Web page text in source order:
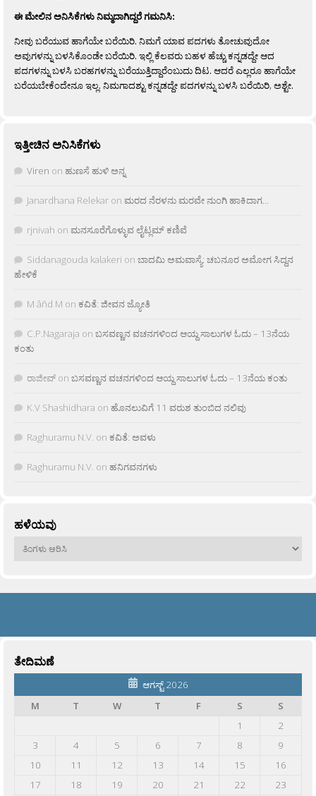
ಈ ಮೇಲಿನ ಅನಿಸಿಕೆಗಳು ನಿಮ್ಮದಾಗಿದ್ದರೆ ಗಮನಿಸಿ:
ನೀವು ಬರೆಯುವ ಹಾಗೆಯೇ ಬರೆಯಿರಿ. ನಿಮಗೆ ಯಾವ ಪದಗಳು ತೋಚುವುದೋ
ಅವುಗಳನ್ನು ಬಳಸಿಕೊಂಡೇ ಬರೆಯಿರಿ. ಇಲ್ಲಿ ಕೆಲವರು ಬಹಳ ಹೆಚ್ಚು ಕನ್ನಡದ್ದೇ ಆದ
ಪದಗಳನ್ನು ಬಳಸಿ ಬರಹಗಳನ್ನು ಬರೆಯುತ್ತಿದ್ದಾರೆಂಬುದು ದಿಟ. ಆದರೆ ಎಲ್ಲರೂ ಹಾಗೆಯೇ
ಬರೆಯಬೇಕೆಂದೇನೂ ಇಲ್ಲ. ನಿಮಗಾದಶ್ಟು ಕನ್ನಡದ್ದೇ ಪದಗಳನ್ನು ಬಳಸಿ ಬರೆಯಿರಿ, ಅಶ್ಟೇ.
ಇತ್ತೀಚಿನ ಅನಿಸಿಕೆಗಳು
Viren on ಹುಣಸೆ ಹುಳಿ ಅನ್ನ
Janardhana Relekar on ಮರದ ನೆರಳನು ಮರವೇ ನುಂಗಿ ಹಾಕಿದಾಗ…
rjnivah on ಮನಸೂರೆಗೊಳ್ಳುವ ಲೈಟ್ಲಮ್ ಕಣಿವೆ
Siddanagouda kalakeri on ಬಾದಮಿ ಅಮವಾಸ್ಯೆ: ಚಬನೂರ ಅಮೋಗ ಸಿದ್ದನ
ಹೇಳಿಕೆ
M âñd M on ಕವಿತೆ: ಜೀವನ ಜ್ಯೋತಿ
C.P.Nagaraja on ಬಸವಣ್ಣನ ವಚನಗಳಿಂದ ಆಯ್ದ ಸಾಲುಗಳ ಓದು – 13ನೆಯ
ಕಂತು
ರಾಜೀವ್ on ಬಸವಣ್ಣನ ವಚನಗಳಿಂದ ಆಯ್ದ ಸಾಲುಗಳ ಓದು – 13ನೆಯ ಕಂತು
K.V Shashidhara on ಹೊನಲುವಿಗೆ 11 ವರುಶ ತುಂಬಿದ ನಲಿವು
Raghuramu N.V. on ಕವಿತೆ: ಅವಳು
Raghuramu N.V. on ಹನಿಗವನಗಳು
ಹಳೆಯವು
ಹಳೆಯವು
ತೇದಿಮಣೆ
ಆಗಸ್ಟ್ 2026
M
T W T F S
S
1
2
3
4 5 6 7 8
9
10
11 12 13 14 15
16
17
18 19 20 21 22
23